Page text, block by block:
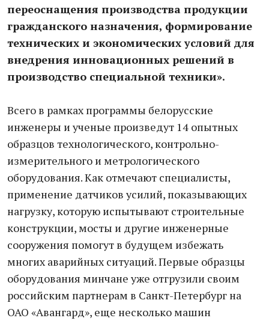
переоснащения производства продукции
гражданского назначения, формирование
технических и экономических условий для
внедрения инновационных решений в
производство специальной техники».
Всего в рамках программы белорусские
инженеры и ученые произведут 14 опытных
образцов технологического, контрольно-
измерительного и метрологического
оборудования. Как отмечают специалисты,
применение датчиков усилий, показывающих
нагрузку, которую испытывают строительные
конструкции, мосты и другие инженерные
сооружения помогут в будущем избежать
многих аварийных ситуаций. Первые образцы
оборудования минчане уже отгрузили своим
российским партнерам в Санкт-Петербург на
ОАО «Авангард», еще несколько машин